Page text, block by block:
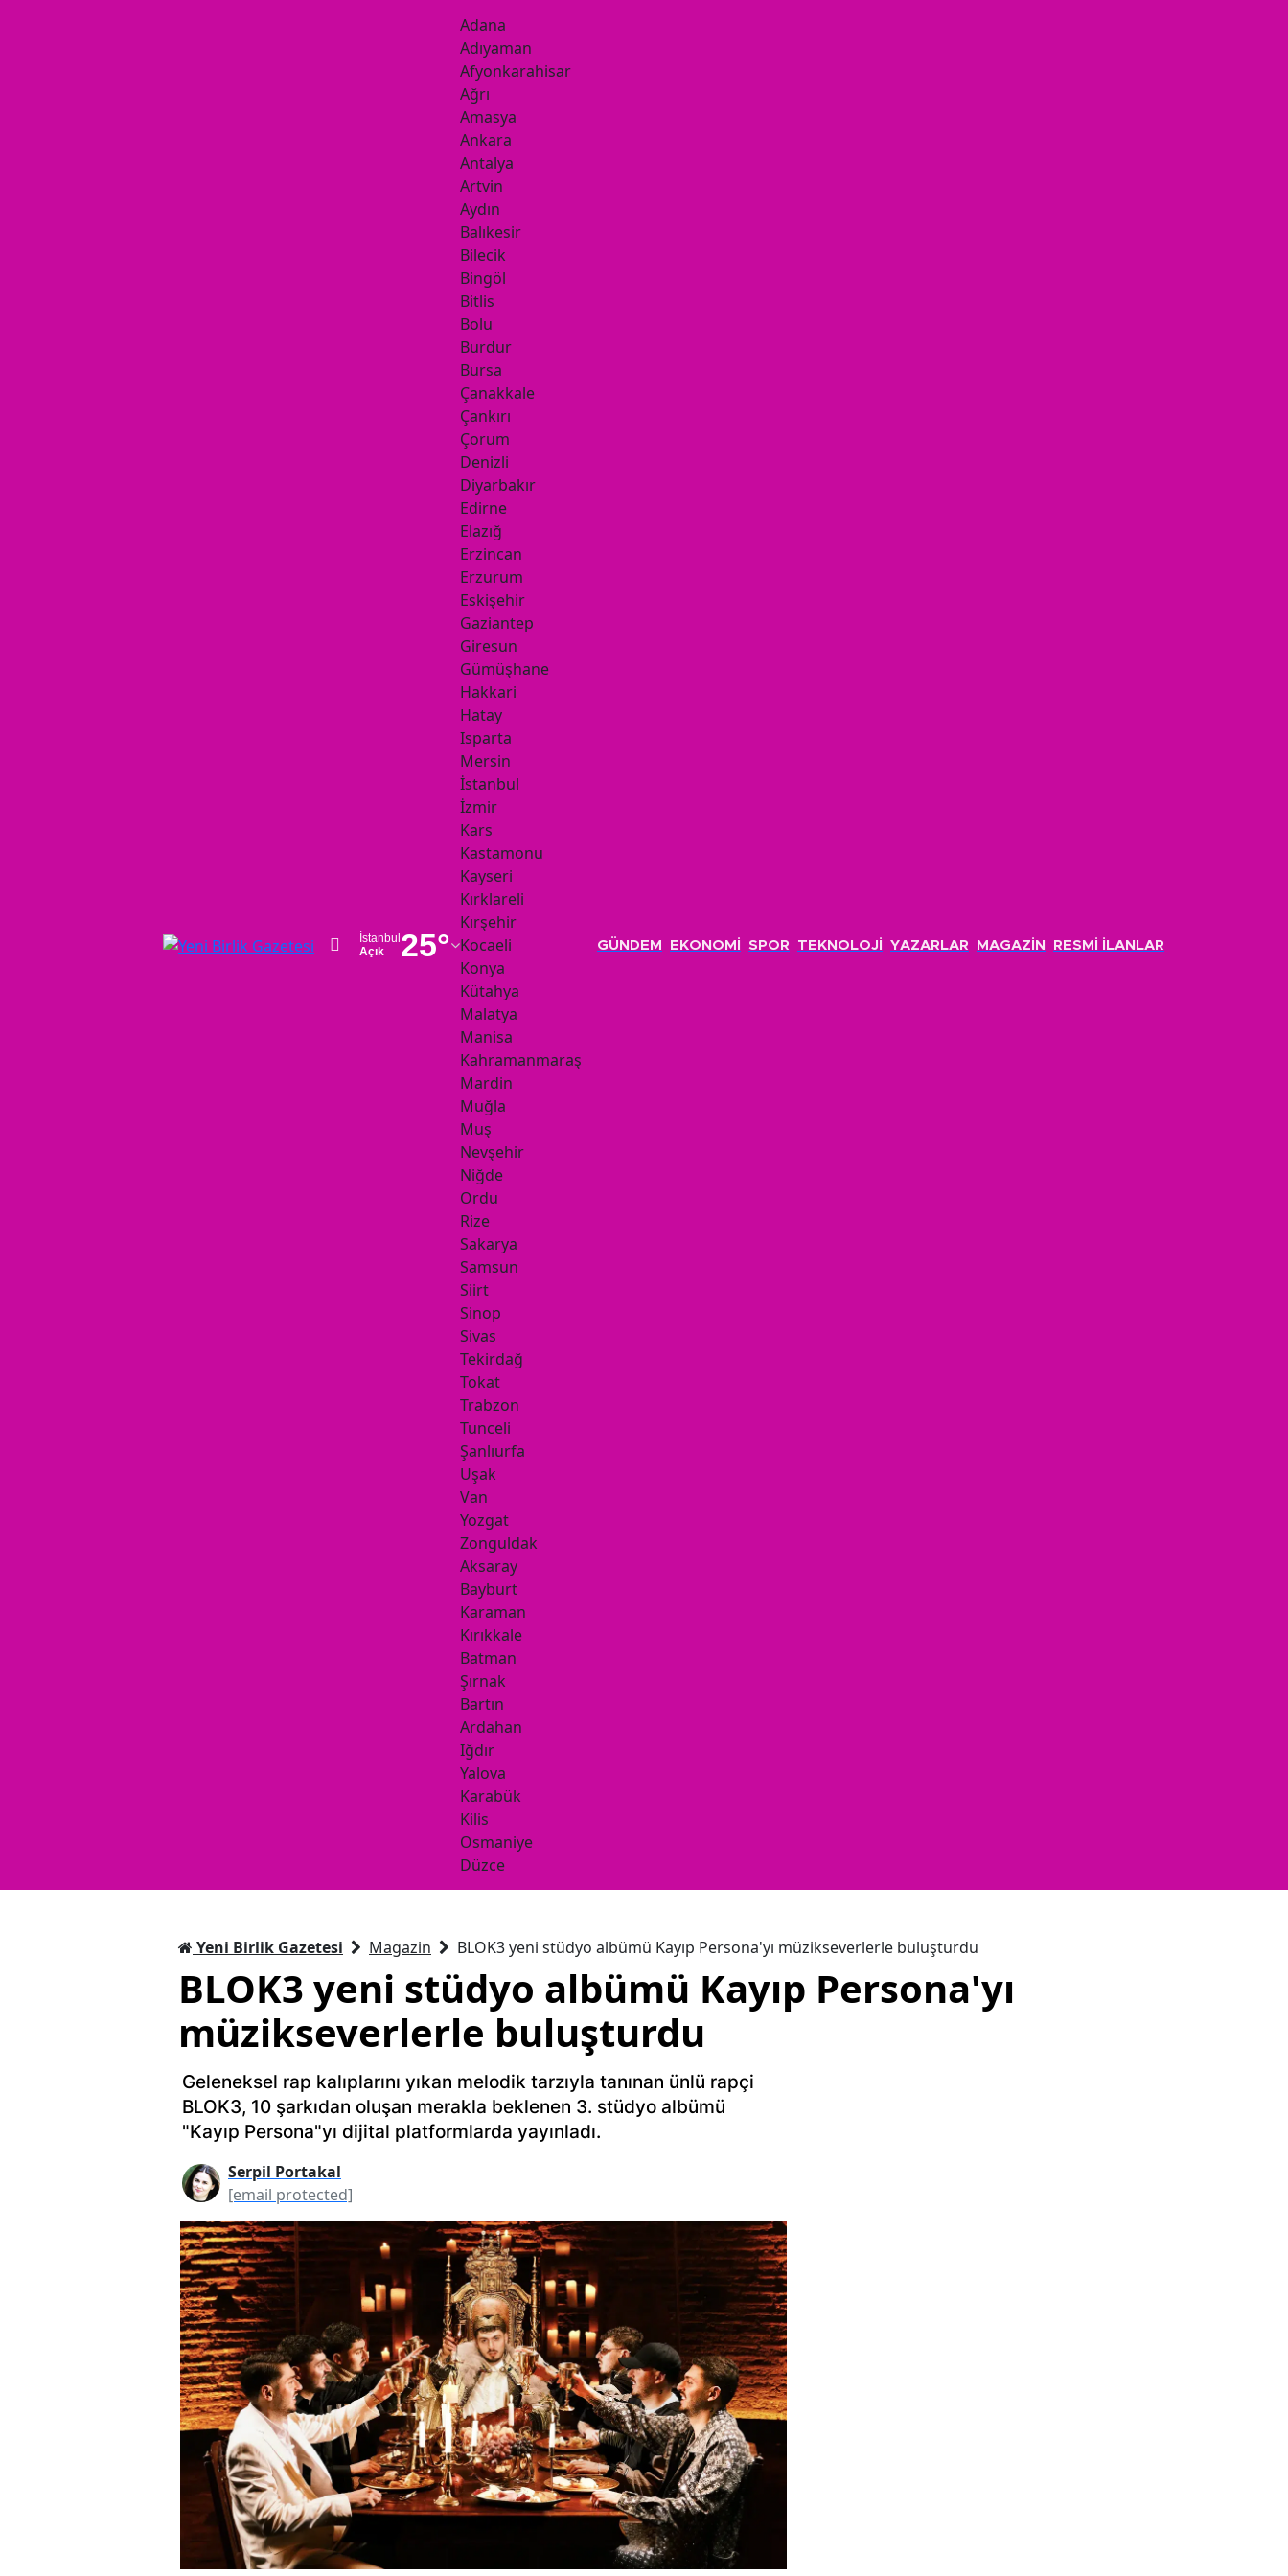
İstanbul
Açık
25°
Adana
Adıyaman
Afyonkarahisar
Ağrı
Amasya
Ankara
Antalya
Artvin
Aydın
Balıkesir
Bilecik
Bingöl
Bitlis
Bolu
Burdur
Bursa
Çanakkale
Çankırı
Çorum
Denizli
Diyarbakır
Edirne
Elazığ
Erzincan
Erzurum
Eskişehir
Gaziantep
Giresun
Gümüşhane
Hakkari
Hatay
Isparta
Mersin
İstanbul
İzmir
Kars
Kastamonu
Kayseri
Kırklareli
Kırşehir
Kocaeli
Konya
Kütahya
Malatya
Manisa
Kahramanmaraş
Mardin
Muğla
Muş
Nevşehir
Niğde
Ordu
Rize
Sakarya
Samsun
Siirt
Sinop
Sivas
Tekirdağ
Tokat
Trabzon
Tunceli
Şanlıurfa
Uşak
Van
Yozgat
Zonguldak
Aksaray
Bayburt
Karaman
Kırıkkale
Batman
Şırnak
Bartın
Ardahan
Iğdır
Yalova
Karabük
Kilis
Osmaniye
Düzce
GÜNDEM EKONOMİ SPOR TEKNOLOJİ YAZARLAR MAGAZİN RESMİ İLANLAR
Yeni Birlik Gazetesi Magazin BLOK3 yeni stüdyo albümü Kayıp Persona'yı müzikseverlerle buluşturdu
BLOK3 yeni stüdyo albümü Kayıp Persona'yı
müzikseverlerle buluşturdu
Geleneksel rap kalıplarını yıkan melodik tarzıyla tanınan ünlü rapçi
BLOK3, 10 şarkıdan oluşan merakla beklenen 3. stüdyo albümü
"Kayıp Persona"yı dijital platformlarda yayınladı.
Serpil Portakal
[email protected]